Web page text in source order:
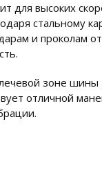
для высоких
стальному
и проколам
зоне шины
отличной